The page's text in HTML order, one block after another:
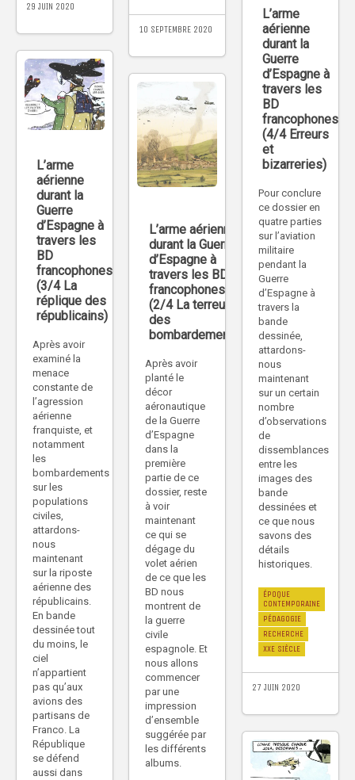
10 SEPTEMBRE 2020
29 JUIN 2020
L’arme
aérienne
durant la
Guerre
d’Espagne à
travers les
BD
francophones
(4/4 Erreurs
et
bizarreries)
Pour conclure
ce dossier en
quatre parties
sur l’aviation
militaire
pendant la
Guerre
d’Espagne à
travers la
bande
dessinée,
attardons-
nous
maintenant
sur un certain
nombre
d’observations
de
dissemblances
entre les
images des
bande
dessinées et
ce que nous
savons des
détails
historiques.
ÉPOQUE
CONTEMPORAINE
PÉDAGOGIE
RECHERCHE
XXE SIÈCLE
27 JUIN 2020
L’arme
aérienne
durant la
Guerre
d’Espagne à
travers les
BD
francophones
(3/4 La
réplique des
républicains)
Après avoir
examiné la
menace
constante de
l’agression
aérienne
franquiste, et
notamment
les
bombardements
sur les
populations
civiles,
attardons-
nous
maintenant
sur la riposte
aérienne des
républicains.
En bande
dessinée tout
du moins, le
ciel
n’appartient
pas qu’aux
avions des
partisans de
Franco. La
République
se défend
aussi dans
L’arme aérienne
durant la Guerre
d’Espagne à
travers les BD
francophones
(2/4 La terreur
des
bombardements)
Après avoir
planté le
décor
aéronautique
de la Guerre
d’Espagne
dans la
première
partie de ce
dossier, reste
à voir
maintenant
ce qui se
dégage du
volet aérien
de ce que les
BD nous
montrent de
la guerre
civile
espagnole. Et
nous allons
commencer
par une
impression
d’ensemble
suggérée par
les différents
albums.